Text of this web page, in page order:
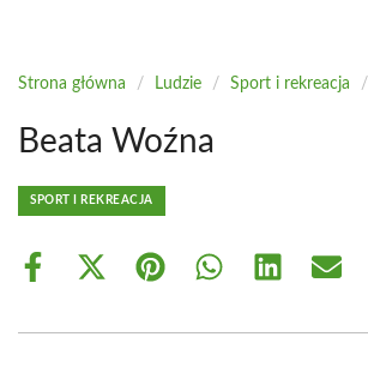
Strona główna / Ludzie / Sport i rekreacja /
Beata Woźna
SPORT I REKREACJA
Share
Share
(Twitter)
Share Share Share Share